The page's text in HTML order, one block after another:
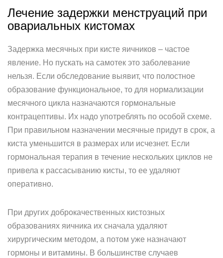
Лечение задержки менструаций при
овариальных кистомах
Задержка месячных при кисте яичников – частое
явление. Но пускать на самотек это заболевание
нельзя. Если обследование выявит, что полостное
образование функциональное, то для нормализации
месячного цикла назначаются гормональные
контрацептивы. Их надо употреблять по особой схеме.
При правильном назначении месячные придут в срок, а
киста уменьшится в размерах или исчезнет. Если
гормональная терапия в течение нескольких циклов не
привела к рассасыванию кисты, то ее удаляют
оперативно.
При других доброкачественных кистозных
образованиях яичника их сначала удаляют
хирургическим методом, а потом уже назначают
гормоны и витамины. В большинстве случаев